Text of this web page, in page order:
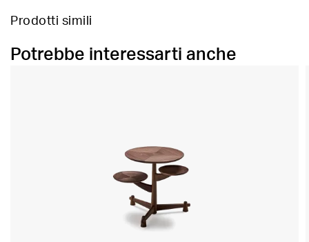
Prodotti simili
Potrebbe interessarti anche